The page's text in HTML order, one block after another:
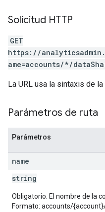
Solicitud HTTP
GET
https://
ame=accounts/*/
La URL usa la sintaxis de la
Parámetros de ruta
Parámetros
name
string
Obligatorio. El nombre de la
Formato: accounts/